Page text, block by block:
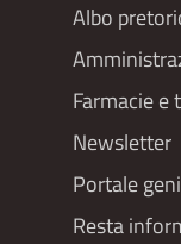
Footer
menu
Albo
Farmacie
Newsletter
Portale
Resta